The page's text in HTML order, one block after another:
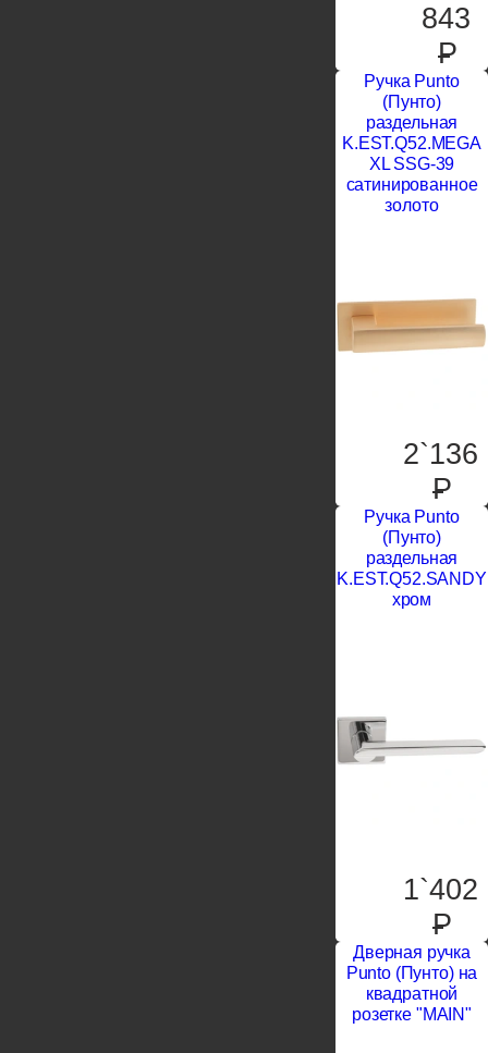
843
P
Ручка Punto
(Пунто)
раздельная
K.EST.Q52.MEGA
XL SSG-39
сатинированное
золото
2`136
P
Ручка Punto
(Пунто)
раздельная
K.EST.Q52.SANDY
хром
1`402
P
Дверная ручка
Punto (Пунто) на
квадратной
розетке "MAIN"